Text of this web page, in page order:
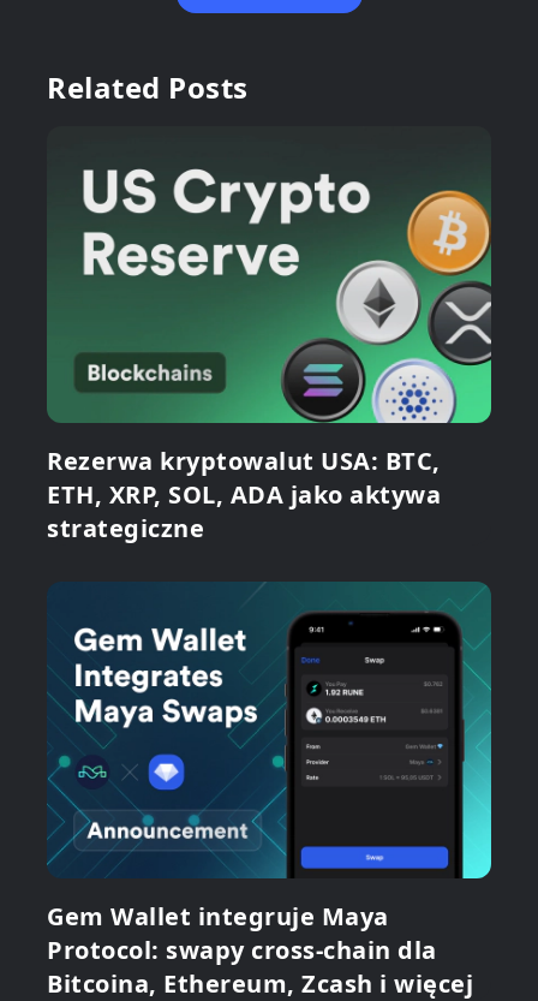
Related Posts
Rezerwa kryptowalut USA: BTC,
ETH, XRP, SOL, ADA jako aktywa
strategiczne
Gem Wallet integruje Maya
Protocol: swapy cross-chain dla
Bitcoina, Ethereum, Zcash i więcej